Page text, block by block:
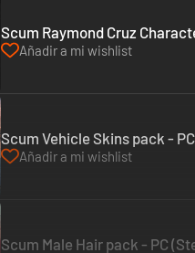
Scum Raymond Cruz
Añadir a mi wishlist
Scum Vehicle Skins pack -
Añadir a mi wishlist
Scum Male Hair pack - PC